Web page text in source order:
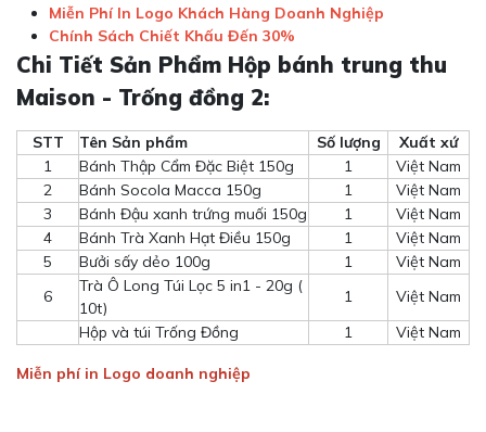
Miễn Phí In Logo Khách Hàng Doanh Nghiệp
Chính Sách Chiết Khấu Đến 30%
Chi Tiết Sản Phẩm Hộp bánh trung thu
Maison - Trống đồng 2:
STT Tên Sản phẩm Số lượng
Xuất xứ
1
Bánh Thập Cẩm Đặc Biệt 150g 1
Việt Nam
2
Bánh Socola Macca 150g 1
Việt Nam
3
Bánh Đậu xanh trứng muối 150g 1
Việt Nam
4
Bánh Trà Xanh Hạt Điều 150g 1
Việt Nam
5
Bưởi sấy dẻo 100g 1
Việt Nam
6
Trà Ô Long Túi Lọc 5 in1 - 20g (
10t)
1
Việt Nam
Hộp và túi Trống Đồng
1 Việt Nam
Miễn phí in Logo doanh nghiệp